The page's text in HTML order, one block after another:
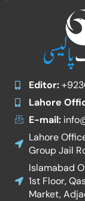
Editor:
Lahore
E-mail:
Lahore
Group Jail
Islamabad
1st Floor,
Market,